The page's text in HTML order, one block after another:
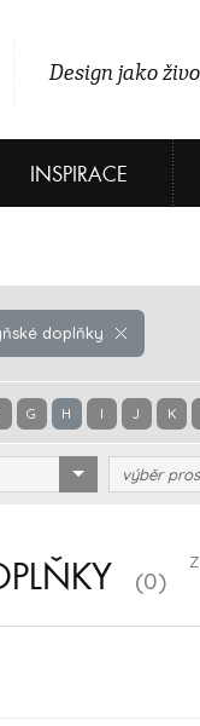
Design jako
INSPIRACE
doplňky
G H I J K
výběr
(0)